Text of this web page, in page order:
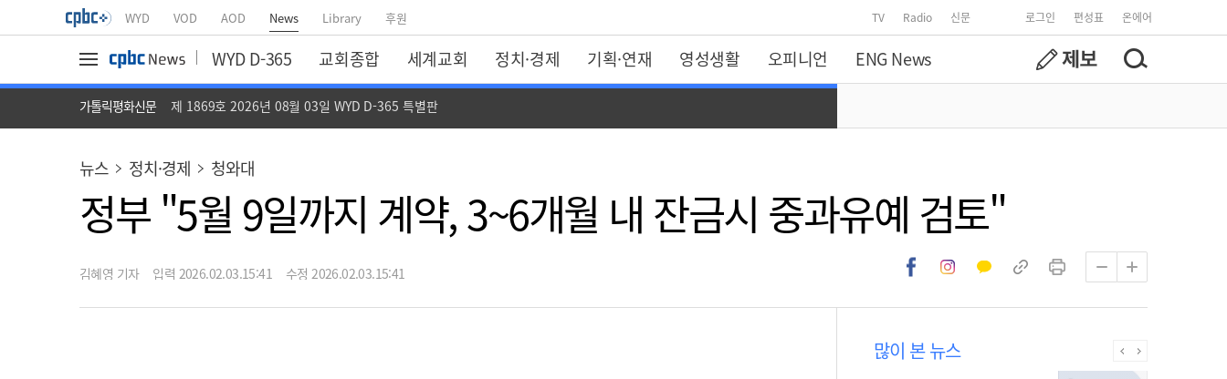
WYD VOD AOD News Library 후원 TV Radio 신문 로그인 편성표 온에어
WYD D-365 교회종합 세계교회 정치·경제 기획·연재 영성생활 오피니언 ENG News
가톨릭평화신문 제 1869호 2026년 08월 03일 WYD D-365 특별판
뉴스 정치·경제 청와대
정부 "5월 9일까지 계약, 3~6개월 내 잔금시 중과유예 검토"
김혜영 기자 입력 2026.02.03.15:41 수정 2026.02.03.15:41
많이 본 뉴스